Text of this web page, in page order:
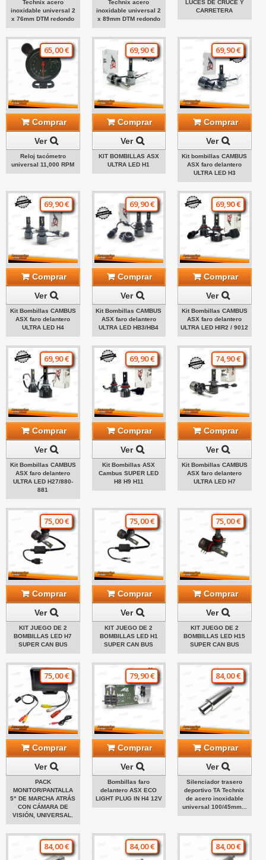
Technix acero
inoxidable universal 2
x 76mm DTM redondo
Technix acero
inoxidable universal 2
x 89mm DTM redondo
LUCES DE CRUCE Y
CARRETERA
65,00 €
Comprar
Ver
Reloj tacómetro
universal 11,000 RPM
69,90 €
Comprar
Ver
KIT BOMBILLAS ASX
ULTRA LED H1
69,90 €
Comprar
Ver
Kit bombillas CAMBUS
ASX faro delantero
ULTRA LED H3
69,90 €
Comprar
Ver
Kit Bombillas CAMBUS
ASX faro delantero
ULTRA LED H4
69,90 €
Comprar
Ver
Kit Bombillas CAMBUS
ASX faro delantero
ULTRA LED HB3/HB4
69,90 €
Comprar
Ver
Kit Bombillas CAMBUS
ASX faro delantero
ULTRA LED HIR2 / 9012
69,90 €
Comprar
Ver
Kit Bombillas CAMBUS
ASX faro delantero
ULTRA LED H27/880-
881
69,90 €
Comprar
Ver
Kit Bombillas ASX
Cambus SUPER LED
H8 H9 H11
74,90 €
Comprar
Ver
Kit Bombillas CAMBUS
ASX faro delantero
ULTRA LED H7
75,00 €
Comprar
Ver
KIT JUEGO DE 2
BOMBILLAS LED H7
SUPER CAN BUS
75,00 €
Comprar
Ver
KIT JUEGO DE 2
BOMBILLAS LED H1
SUPER CAN BUS
75,00 €
Comprar
Ver
KIT JUEGO DE 2
BOMBILLAS LED H15
SUPER CAN BUS
75,00 €
Comprar
Ver
PACK
MONITOR/PANTALLA
5" DE MARCHA ATRÁS
CON CÁMARA DE
VISIÓN, UNIVERSAL.
79,90 €
Comprar
Ver
Bombillas faro
delantero ASX ECO
LIGHT PLUG IN H4 12V
84,00 €
Comprar
Ver
Silenciador trasero
deportivo TA Technix
de acero inoxidable
universal 100/45mm...
84,00 € 84,00 € 84,00 €